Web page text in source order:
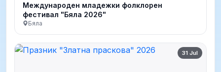
Международен младежки фолклорен
фестивал "Бяла 2026"
Бяла
31 Jul